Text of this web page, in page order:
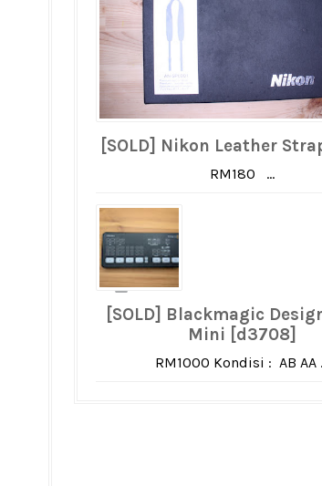
[SOLD] Nikon Leather
RM180 ...
[SOLD] Blackmagic
Mini [d3708]
RM1000 Kondisi : AB AA